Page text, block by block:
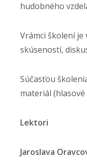
hudobného
Vrámci školení
skúseností,
Súčasťou
materiál (hlasové
Lektori
Jaroslava